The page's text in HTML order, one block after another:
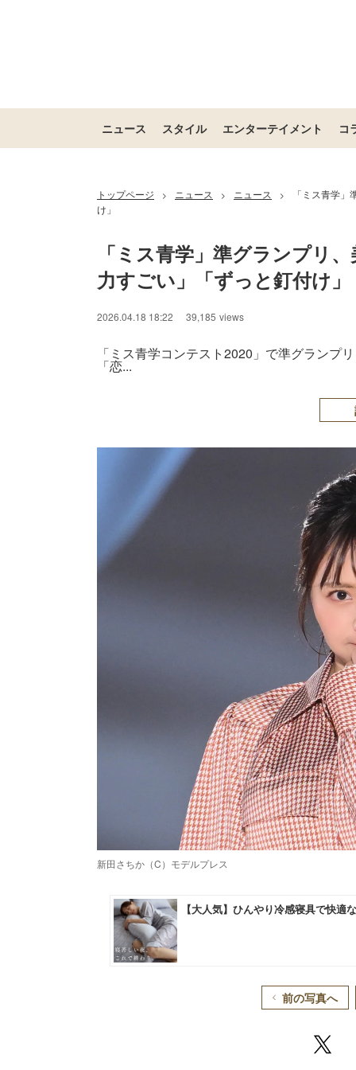
ニュース スタイル エンターテイメント コ
トップページ > ニュース > ニュース >
「ミス青学
け」
「ミス青学」準グランプリ
力すごい」「ずっと釘付け」
2026.04.18 18:22 39,185 views
「ミス青学コンテスト2020」で準グランプ
「恋...
新田さちか（C）モデルプレス
前の写真へ